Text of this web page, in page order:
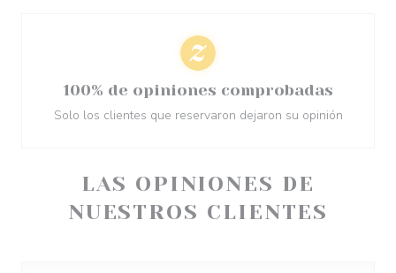
LAS OPINIONES DE
NUESTROS CLIENTES
100% de opiniones comprobadas
Solo los clientes que reservaron dejaron su opinión